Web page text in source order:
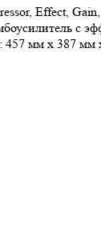
Effect,
с
457 мм х 387 мм